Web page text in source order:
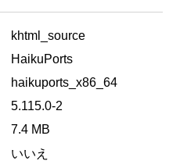
khtml_source
HaikuPorts
haikuports_x86_64
5.115.0-2
7.4 MB
いいえ